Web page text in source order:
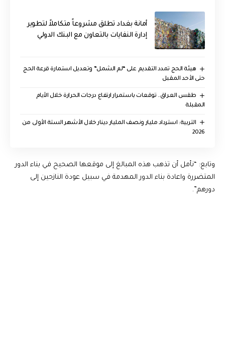
أمانة بغداد تطلق مشروعاً متكاملاً لتطوير
إدارة النفايات بالتعاون مع البنك الدولي
هيئة الحج تمدد التقديم على “لم الشمل” وتعديل استمارة قرعة الحج
حتى الأحد المقبل
طقس العراق.. توقعات باستمرار ارتفاع درجات الحرارة خلال الأيام
المقبلة
التربية: استرداد مليار ونصف المليار دينار خلال الأشهر الستة الأولى من
2026
وتابع: “نأمل أن تذهب هذه المبالغ إلى موقعها الصحيح في بناء الدور
المتضررة واعادة بناء الدور المهدمة في سبيل عودة النازحين إلى
دورهم”.